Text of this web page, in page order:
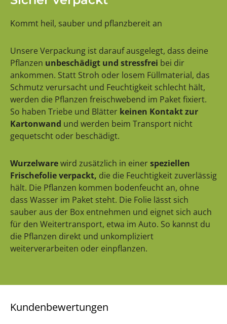
Kommt heil, sauber und pflanzbereit an
Unsere Verpackung ist darauf ausgelegt, dass deine
Pflanzen unbeschädigt und stressfrei bei dir
ankommen. Statt Stroh oder losem Füllmaterial, das
Schmutz verursacht und Feuchtigkeit schlecht hält,
werden die Pflanzen freischwebend im Paket fixiert.
So haben Triebe und Blätter keinen Kontakt zur
Kartonwand und werden beim Transport nicht
gequetscht oder beschädigt.
Wurzelwarewird zusätzlich in einerspeziellen
Frischefolie verpackt, die die Feuchtigkeit zuverlässig
hält. Die Pflanzen kommen bodenfeucht an, ohne
dass Wasser im Paket steht. Die Folie lässt sich
sauber aus der Box entnehmen und eignet sich auch
für den Weitertransport, etwa im Auto. So kannst du
die Pflanzen direkt und unkompliziert
weiterverarbeiten oder einpflanzen.
Kundenbewertungen